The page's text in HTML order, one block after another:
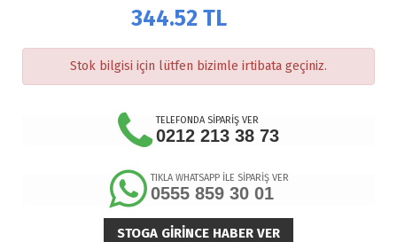
344.52 TL
Stok bilgisi için lütfen bizimle irtibata geçiniz.
TELEFONDA SİPARİŞ VER
0212 213 38 73
TIKLA WHATSAPP İLE SİPARİŞ VER
0555 859 30 01
STOGA GIRINCE HABER VER